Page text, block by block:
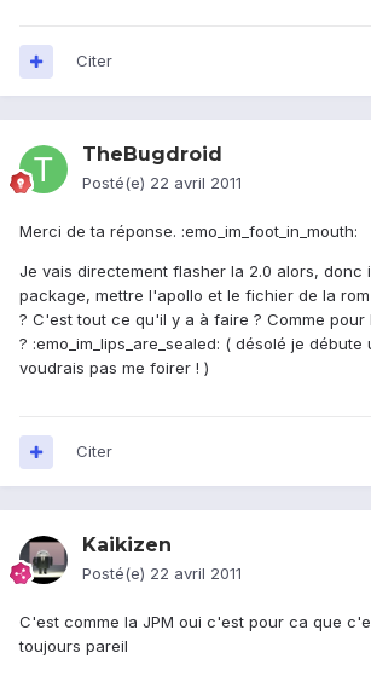
Citer
TheBugdroid
Posté(e) 22 avril 2011
Merci de ta réponse. :emo_im_foot_in_mouth:
Je vais directement flasher la 2.0 alors, donc
package, mettre l'apollo et le fichier de la
? C'est tout ce qu'il y a à faire ? Comme pour
? :emo_im_lips_are_sealed: ( désolé je débute
voudrais pas me foirer ! )
Citer
Kaikizen
Posté(e) 22 avril 2011
C'est comme la JPM oui c'est pour ca que
toujours pareil